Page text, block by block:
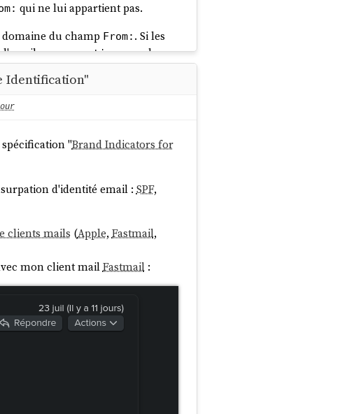
qui ne lui appartient pas.
du champ From: . Si les
l'email ouquarantinepour le
DMARCchecks on all
source
Orange.
Identification"
"Brand Indicators for
d'identité email : SPF,
clients mails (Apple, Fastmail,
mon client mailFastmail: